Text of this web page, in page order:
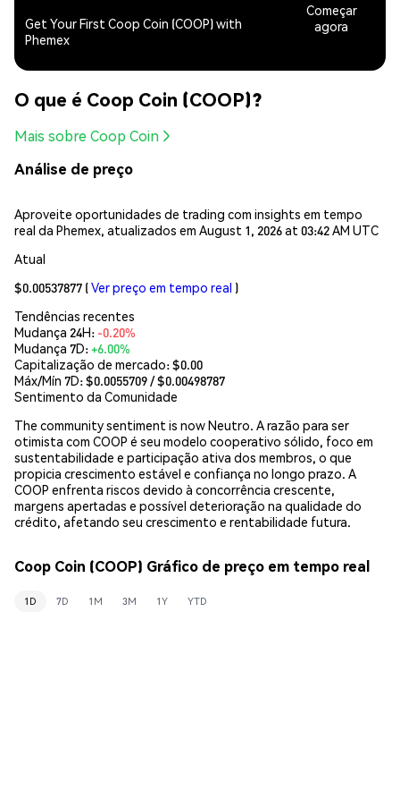
Get Your First Coop Coin (COOP) with
Phemex
Começar
agora
O que é Coop Coin (COOP)?
Mais sobre Coop Coin
Análise de preço
Aproveite oportunidades de trading com insights em tempo
real da Phemex, atualizados em August 1, 2026 at 03:42 AM UTC
Atual
$0.00537877 (Ver preço em tempo real )
Tendências recentes
Mudança 24H: -0.20%
Mudança 7D:+6.00%
Capitalização de mercado:$0.00
Máx/Mín 7D: $0.0055709/ $0.00498787
Sentimento da Comunidade
The community sentiment is now Neutro. A razão para ser
otimista com COOP é seu modelo cooperativo sólido, foco em
sustentabilidade e participação ativa dos membros, o que
propicia crescimento estável e confiança no longo prazo. A
COOP enfrenta riscos devido à concorrência crescente,
margens apertadas e possível deterioração na qualidade do
crédito, afetando seu crescimento e rentabilidade futura.
Coop Coin (COOP) Gráfico de preço em tempo real
1D 7D 1M 3M 1Y YTD